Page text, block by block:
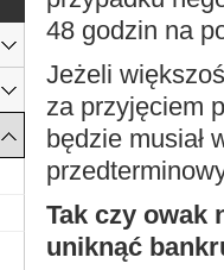
48 godzin na
Jeżeli
za przyjęciem
będzie musiał
Tak czy owak
uniknąć